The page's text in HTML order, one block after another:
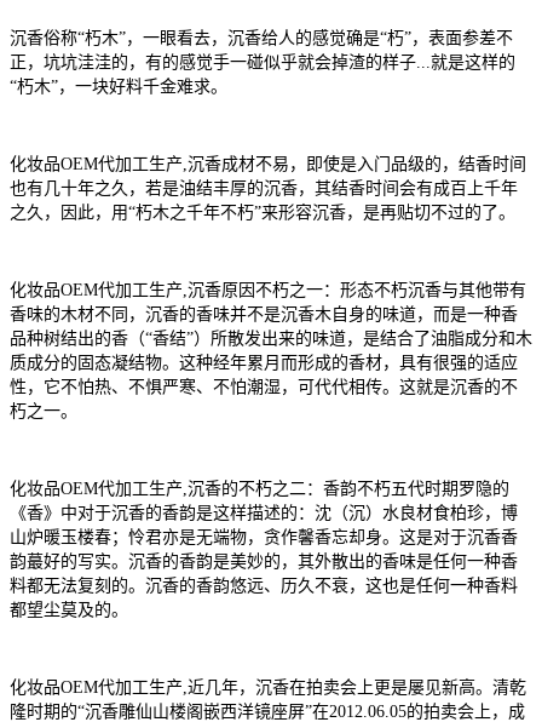
沉香俗称“朽木”，一眼看去，沉香给人的感觉确是“朽”，表面参差不
正，坑坑洼洼的，有的感觉手一碰似乎就会掉渣的样子...就是这样的
“朽木”，一块好料千金难求。
化妆品OEM代加工生产,沉香成材不易，即使是入门品级的，结香时间
也有几十年之久，若是油结丰厚的沉香，其结香时间会有成百上千年
之久，因此，用“朽木之千年不朽”来形容沉香，是再贴切不过的了。
化妆品OEM代加工生产,沉香原因不朽之一：形态不朽沉香与其他带有
香味的木材不同，沉香的香味并不是沉香木自身的味道，而是一种香
品种树结出的香（“香结”）所散发出来的味道，是结合了油脂成分和木
质成分的固态凝结物。这种经年累月而形成的香材，具有很强的适应
性，它不怕热、不惧严寒、不怕潮湿，可代代相传。这就是沉香的不
朽之一。
化妆品OEM代加工生产,沉香的不朽之二：香韵不朽五代时期罗隐的
《香》中对于沉香的香韵是这样描述的：沈（沉）水良材食柏珍，博
山炉暖玉楼春；怜君亦是无端物，贪作馨香忘却身。这是对于沉香香
韵蕞好的写实。沉香的香韵是美妙的，其外散出的香味是任何一种香
料都无法复刻的。沉香的香韵悠远、历久不衰，这也是任何一种香料
都望尘莫及的。
化妆品OEM代加工生产,近几年，沉香在拍卖会上更是屡见新高。清乾
隆时期的“沉香雕仙山楼阁嵌西洋镜座屏”在2012.06.05的拍卖会上，成